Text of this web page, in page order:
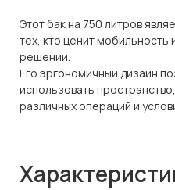
Этот бак на 750 литров
тех, кто ценит
решении.
Его эргономичный дизайн
использовать
различных операций и